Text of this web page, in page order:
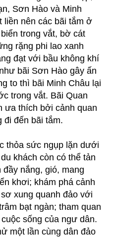
Sơn Hào và Minh
liền nên các bãi tắm ở
trong vắt, bờ cát
rặng phi lao xanh
đạt với bầu không khí
bãi Sơn Hào gây ấn
to thì bãi Minh Châu lại
trong vắt. Bãi Quan
ưa thích bởi cảnh quan
đi đến bãi tắm.
thỏa sức ngụp lặn dưới
khách còn có thể tản
nắng, gió, mang
khơi; khám phá cảnh
xung quanh đảo với
bạt ngàn; tham quan
sống của ngư dân.
một lần cùng dân đảo